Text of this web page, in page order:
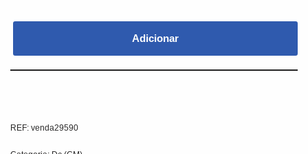
Adicionar
REF: venda29590